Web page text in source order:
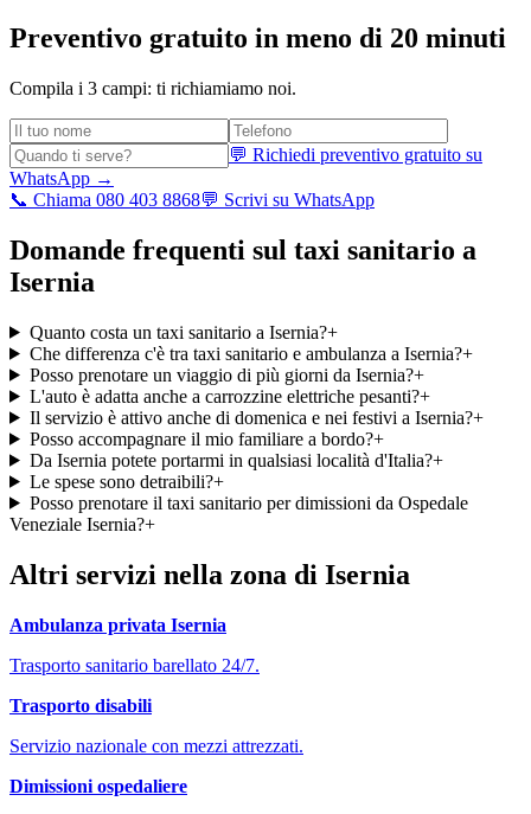
Preventivo gratuito in meno di 20 minuti
Compila i 3 campi: ti richiamiamo noi.
💬 Richiedi preventivo gratuito su
WhatsApp →
📞 Chiama 080 403 8868💬 Scrivi su WhatsApp
Domande frequenti sul taxi sanitario a
Isernia
Quanto costa un taxi sanitario a Isernia?+
Che differenza c'è tra taxi sanitario e ambulanza a Isernia?+
Posso prenotare un viaggio di più giorni da Isernia?+
L'auto è adatta anche a carrozzine elettriche pesanti?+
Il servizio è attivo anche di domenica e nei festivi a Isernia?+
Posso accompagnare il mio familiare a bordo?+
Da Isernia potete portarmi in qualsiasi località d'Italia?+
Le spese sono detraibili?+
Posso prenotare il taxi sanitario per dimissioni da Ospedale
Veneziale Isernia?+
Altri servizi nella zona di Isernia
Ambulanza privata Isernia
Trasporto sanitario barellato 24/7.
Trasporto disabili
Servizio nazionale con mezzi attrezzati.
Dimissioni ospedaliere